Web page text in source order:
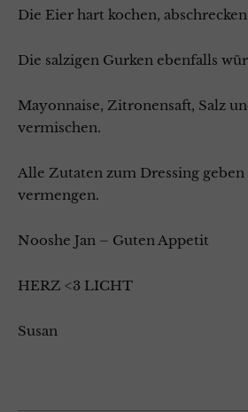
Die Eier hart kochen,
Die salzigen Gurken ebenfalls
Mayonnaise, Zitronensaft, Salz
vermischen.
Alle Zutaten zum Dressing geben
vermengen.
Nooshe Jan – Guten Appetit
HERZ <3 LICHT
Susan